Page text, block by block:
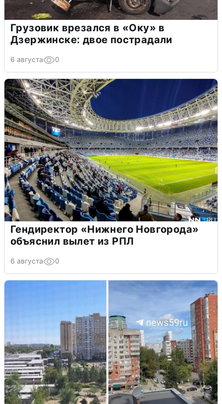
Грузовик врезался в «Оку» в
Дзержинске: двое пострадали
6 августа 0
Гендиректор «Нижнего Новгорода»
объяснил вылет из РПЛ
6 августа 0